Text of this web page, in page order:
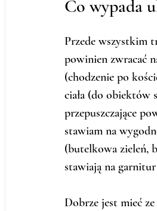
Co wypada
Przede wszystkim
powinien zwracać
(chodzenie po
ciała (do obiektów
przepuszczające
stawiam na
(butelkowa zieleń,
stawiają na
Dobrze jest mieć